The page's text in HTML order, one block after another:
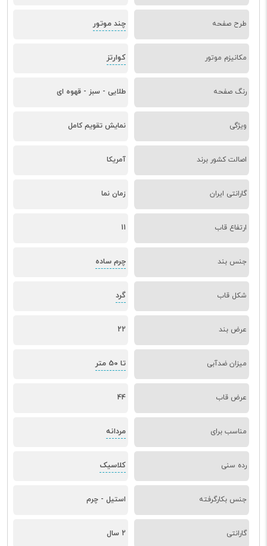
طرح صفحه چند موتور
مکانیزم موتور کوارتز
رنگ صفحه طلایی - سبز - قهوه ای
ویژگی نمایش تقویم کامل
اصالت کشور برند آمریکا
گارانتی ایران زمان نما
ارتفاع قاب 11
جنس بند چرم ساده
شکل قاب گرد
عرض بند 22
میزان ضدآبی تا 50 متر
عرض قاب 44
مناسب برای مردانه
رده سنی کلاسیک
جنس بکارگرفته استیل - چرم
گارانتی 2 سال